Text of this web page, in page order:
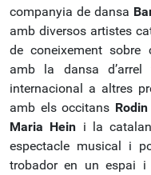
companyia de dansa
amb diversos artistes
de coneixement sobre
amb la dansa
internacional a altres
amb els occitans
Maria Hein i la
espectacle musical i
trobador en un espai i